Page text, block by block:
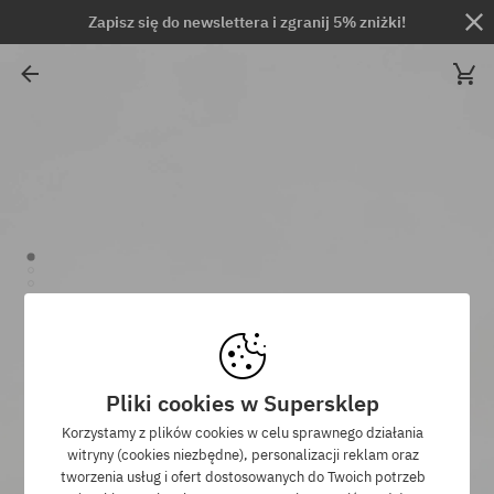
Zapisz się do newslettera i zgranij 5% zniżki!
Pliki cookies w Supersklep
Korzystamy z plików cookies w celu sprawnego działania
witryny (cookies niezbędne), personalizacji reklam oraz
tworzenia usług i ofert dostosowanych do Twoich potrzeb